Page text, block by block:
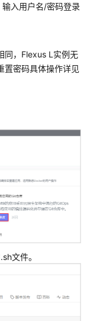
入用户名/密码登录
同，Flexus L实例无
置密码具体操作详见
文件。